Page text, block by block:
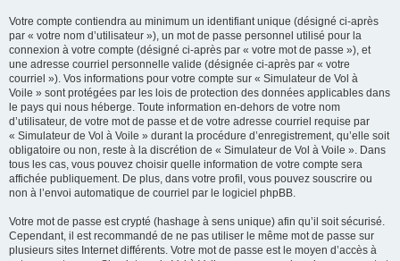
Votre compte contiendra au minimum un identifiant unique (désigné ci-après
par « votre nom d’utilisateur »), un mot de passe personnel utilisé pour la
connexion à votre compte (désigné ci-après par « votre mot de passe »), et
une adresse courriel personnelle valide (désignée ci-après par « votre
courriel »). Vos informations pour votre compte sur « Simulateur de Vol à
Voile » sont protégées par les lois de protection des données applicables dans
le pays qui nous héberge. Toute information en-dehors de votre nom
d’utilisateur, de votre mot de passe et de votre adresse courriel requise par
« Simulateur de Vol à Voile » durant la procédure d’enregistrement, qu’elle soit
obligatoire ou non, reste à la discrétion de « Simulateur de Vol à Voile ». Dans
tous les cas, vous pouvez choisir quelle information de votre compte sera
affichée publiquement. De plus, dans votre profil, vous pouvez souscrire ou
non à l’envoi automatique de courriel par le logiciel phpBB.
Votre mot de passe est crypté (hashage à sens unique) afin qu’il soit sécurisé.
Cependant, il est recommandé de ne pas utiliser le même mot de passe sur
plusieurs sites Internet différents. Votre mot de passe est le moyen d’accès à